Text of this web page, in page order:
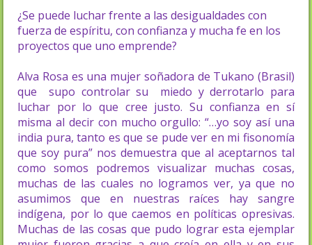
¿Se puede luchar frente a las desigualdades con
fuerza de espíritu, con confianza y mucha fe en los
proyectos que uno emprende?
Alva Rosa es una mujer soñadora de Tukano (Brasil)
que supo controlar su miedo y derrotarlo para
luchar por lo que cree justo. Su confianza en sí
misma al decir con mucho orgullo: “…yo soy así una
india pura, tanto es que se pude ver en mi fisonomía
que soy pura” nos demuestra que al aceptarnos tal
como somos podremos visualizar muchas cosas,
muchas de las cuales no logramos ver, ya que no
asumimos que en nuestras raíces hay sangre
indígena, por lo que caemos en políticas opresivas.
Muchas de las cosas que pudo lograr esta ejemplar